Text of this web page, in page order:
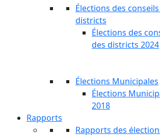
Élections des
districts
Élections des
des districts 2024
Élections Municipales
Élections
2018
Rapports
Rapports des